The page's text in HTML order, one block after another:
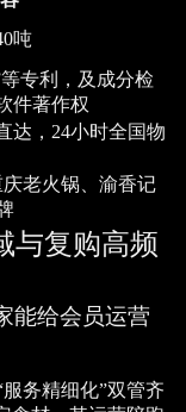
吨
专利，及成分检
件著作权
达，24小时全国物
老火锅、渝香记
与复购高频
能给会员运营
务精细化”双管齐